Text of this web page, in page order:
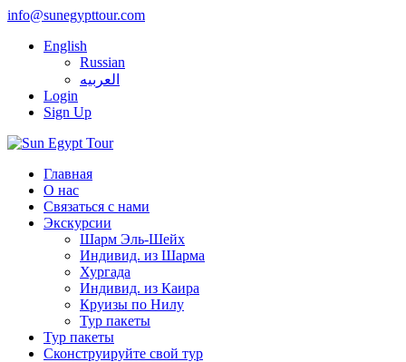
info@sunegypttour.com
English
Russian
العربيه
Login
Sign Up
Главная
О нас
Связаться с нами
Экскурсии
Шарм Эль-Шейх
Индивид. из Шарма
Хургада
Индивид. из Каира
Круизы по Нилу
Тур пакеты
Тур пакеты
Сконструируйте свой тур